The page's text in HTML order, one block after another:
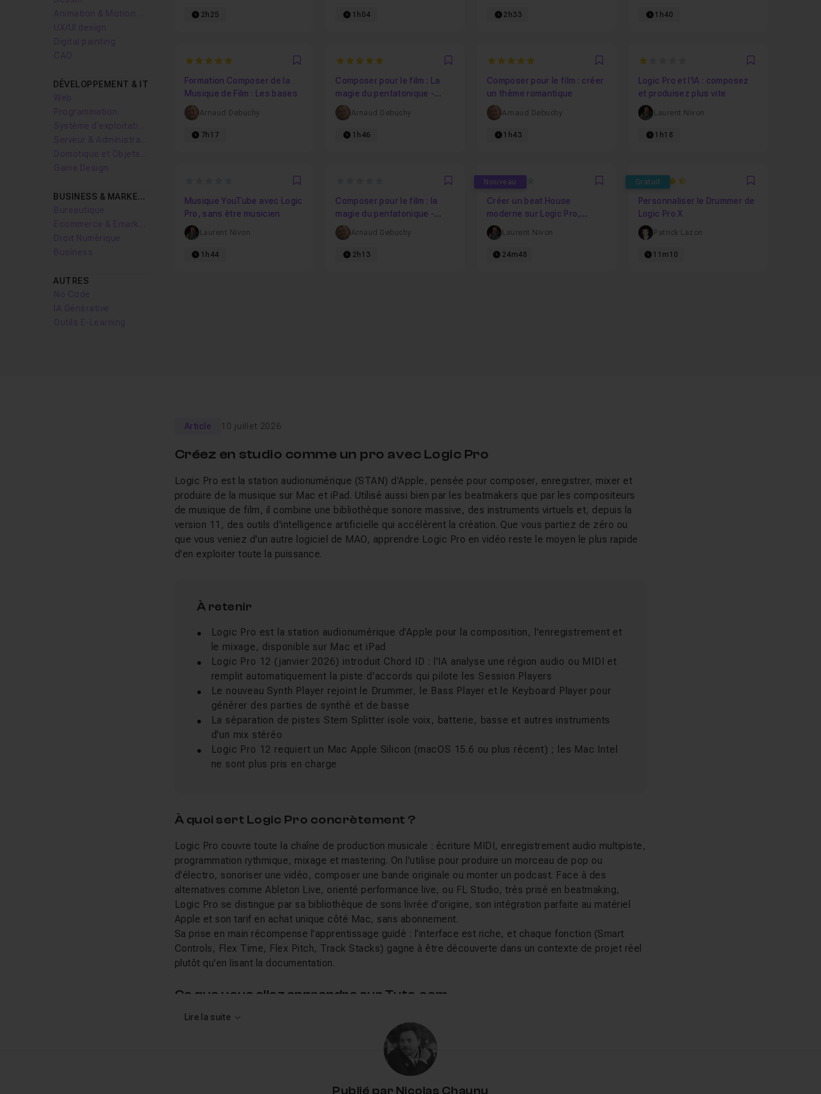
UX/UI design
Digital painting
CAO
DÉVELOPPEMENT & IT
Web
Programmation
Game Design
BUSINESS & MARKETING
Bureautique
Droit Numérique
Business
AUTRES
No Code
IA Générative
Outils E-Learning
2h25 1h04 2h33 1h40
5 Favori
Formation Composer de la
Musique de Film : Les bases
Arnaud Debuchy
7h17
5 Favori
Composer pour le film : La
magie du pentatonique -
partie 1
Arnaud Debuchy
1h46
5 Favori
Composer pour le film : créer
un thème romantique
Arnaud Debuchy
1h43
1 Favori
Logic Pro et l'IA : composez
et produisez plus vite
Laurent Nivon
1h18
Favori
Musique YouTube avec Logic
Pro, sans être musicien
Laurent Nivon
1h44
Favori
Composer pour le film : la
magie du pentatonique -
Partie 2
Arnaud Debuchy
2h13
Nouveau
0 Favori
Créer un beat House
moderne sur Logic Pro,
comme Solomun et Skrillex
Laurent Nivon
24m48
Gratuit
4.875 Favori
Personnaliser le Drummer de
Logic Pro X
Patrick Lazon
11m10
Article 10 juillet 2026
Créez en studio comme un pro avec Logic Pro
Logic Pro est la station audionumérique (STAN) d'Apple, pensée pour composer, enregistrer, mixer et
produire de la musique sur Mac et iPad. Utilisé aussi bien par les beatmakers que par les compositeurs
de musique de film, il combine une bibliothèque sonore massive, des instruments virtuels et, depuis la
version 11, des outils d'intelligence artificielle qui accélèrent la création. Que vous partiez de zéro ou
que vous veniez d'un autre logiciel de MAO, apprendre Logic Pro en vidéo reste le moyen le plus rapide
d'en exploiter toute la puissance.
À retenir
Logic Pro est la station audionumérique d'Apple pour la composition, l'enregistrement et
le mixage, disponible sur Mac et iPad
Logic Pro 12 (janvier 2026) introduit Chord ID : l'IA analyse une région audio ou MIDI et
remplit automatiquement la piste d'accords qui pilote les Session Players
Le nouveau Synth Player rejoint le Drummer, le Bass Player et le Keyboard Player pour
générer des parties de synthé et de basse
La séparation de pistes Stem Splitter isole voix, batterie, basse et autres instruments
d'un mix stéréo
Logic Pro 12 requiert un Mac Apple Silicon (macOS 15.6 ou plus récent) ; les Mac Intel
ne sont plus pris en charge
À quoi sert Logic Pro concrètement ?
Logic Pro couvre toute la chaîne de production musicale : écriture MIDI, enregistrement audio multipiste,
programmation rythmique, mixage et mastering. On l'utilise pour produire un morceau de pop ou
d'électro, sonoriser une vidéo, composer une bande originale ou monter un podcast. Face à des
alternatives comme Ableton Live, orienté performance live, ou FL Studio, très prisé en beatmaking,
Logic Pro se distingue par sa bibliothèque de sons livrée d'origine, son intégration parfaite au matériel
Apple et son tarif en achat unique côté Mac, sans abonnement.
Sa prise en main récompense l'apprentissage guidé : l'interface est riche, et chaque fonction (Smart
Controls, Flex Time, Flex Pitch, Track Stacks) gagne à être découverte dans un contexte de projet réel
plutôt qu'en lisant la documentation.
Ce que vous allez apprendre sur Tuto.com
Les tutos Logic Pro de Tuto.com vont des bases de la MAO jusqu'à la composition avancée. Arnaud
Debuchy, compositeur, guide une série complète dédiée à la
épique, d'une musique d'action, d'un thème romantique ou de l'usage du pentatonique. Laurent Nivon
produire de la musique pour YouTube sans solfège
pour composer plus vite. Patrick Lazon, lui, détaille des fonctions
Lire la suite
Publié par Nicolas Chaunu